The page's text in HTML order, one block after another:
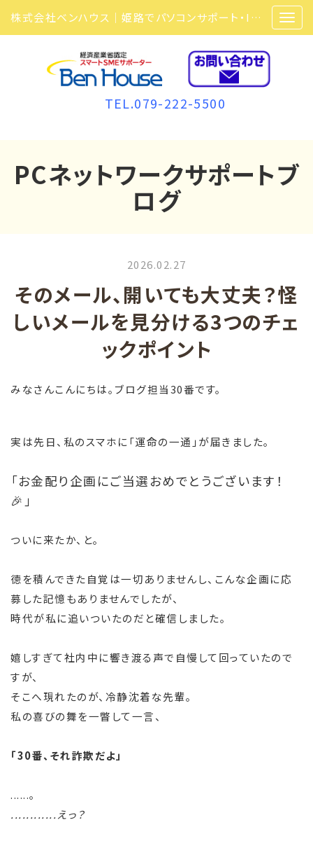
株式会社ベンハウス｜姫路でパソコンサポート・ITサポート・ITセキュリティ・複合機・ビジネスフォンなら弊社にお任せ
TEL.079-222-5500
PCネットワークサポートブ
ログ
2026.02.27
そのメール、開いても大丈夫？怪
しいメールを見分ける3つのチェ
ックポイント
みなさんこんにちは。ブログ担当30番です。
実は先日、私のスマホに「運命の一通」が届きました。
「お金配り企画にご当選おめでとうございます！
🎉」
ついに来たか、と。
徳を積んできた自覚は一切ありませんし、こんな企画に応
募した記憶もありませんでしたが、
時代が私に追いついたのだと確信しました。
嬉しすぎて社内中に響き渡る声で自慢して回っていたので
すが、
そこへ現れたのが、冷静沈着な先輩。
私の喜びの舞を一瞥して一言、
「30番、それ詐欺だよ」
......。
............えっ？